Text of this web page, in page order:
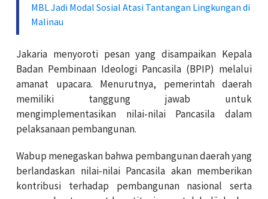
MBL Jadi Modal Sosial Atasi Tantangan Lingkungan di
Malinau
Jakaria menyoroti pesan yang disampaikan Kepala
Badan Pembinaan Ideologi Pancasila (BPIP) melalui
amanat upacara. Menurutnya, pemerintah daerah
memiliki tanggung jawab untuk
mengimplementasikan nilai-nilai Pancasila dalam
pelaksanaan pembangunan.
Wabup menegaskan bahwa pembangunan daerah yang
berlandaskan nilai-nilai Pancasila akan memberikan
kontribusi terhadap pembangunan nasional serta